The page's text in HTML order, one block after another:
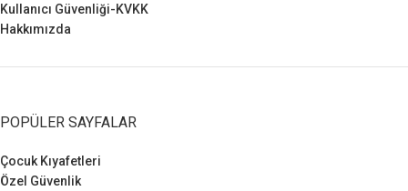
Kullanıcı Güvenliği-KVKK
Hakkımızda
POPÜLER SAYFALAR
Çocuk Kıyafetleri
Özel Güvenlik